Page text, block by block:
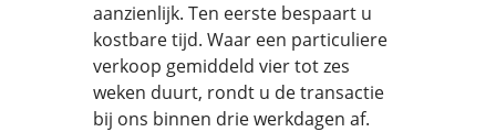
aanzienlijk. Ten eerste bespaart u
kostbare tijd. Waar een particuliere
verkoop gemiddeld vier tot zes
weken duurt, rondt u de transactie
bij ons binnen drie werkdagen af.